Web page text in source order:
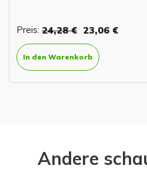
Preis: 24,28 € 23,06 €
In den Warenkorb
Andere